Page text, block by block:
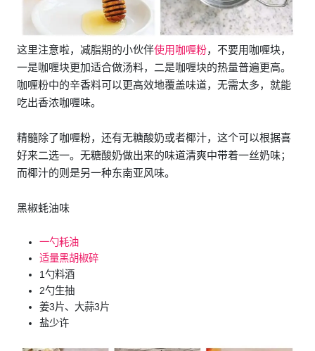
这里注意啦，减脂期的小伙伴使用咖喱粉，不要用咖喱块，
一是咖喱块更加适合做汤料，二是咖喱块的热量普遍更高。
咖喱粉中的辛香料可以更高效地覆盖味道，无需太多，就能
吃出香浓咖喱味。
精髓除了咖喱粉，还有无糖酸奶或者椰汁，这个可以根据喜
好来二选一。无糖酸奶做出来的味道清爽中带着一丝奶味；
而椰汁的则是另一种东南亚风味。
黑椒蚝油味
一勺耗油
适量黑胡椒碎
1勺料酒
2勺生抽
姜3片、大蒜3片
盐少许